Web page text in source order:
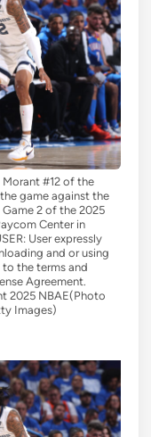
Morant #12 of the
game against the
2 of the 2025
Center in
User expressly
and or using
the terms and
Agreement.
2025 NBAE(Photo
Images)